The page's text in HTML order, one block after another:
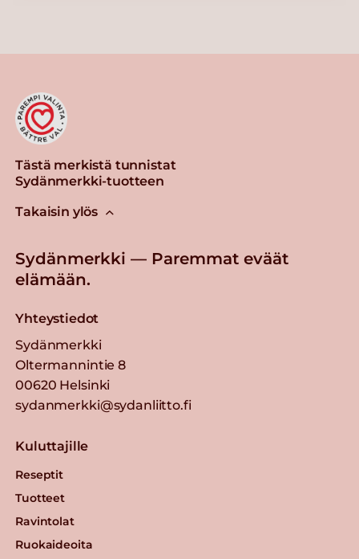
Tästä merkistä tunnistat
Sydänmerkki-tuotteen
Takaisin ylös
Sydänmerkki — Paremmat eväät
elämään.
Yhteystiedot
Sydänmerkki
Oltermannintie 8
00620 Helsinki
sydanmerkki@sydanliitto.fi
Kuluttajille
Reseptit
Tuotteet
Ravintolat
Ruokaideoita